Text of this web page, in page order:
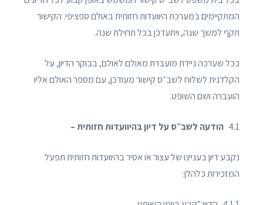
המתקיימים במערכת היוועדות חזותית באולם ספציפי. הקישור
תקף למשך שנה, ויתעדכן בכל תחילת שנה.
ככל שערכה ניידת מועברת מאולם לאולם, בבוקר הדיון, על
הקלדנית לשלוח לשב״ס קישור מעודכן, עם מספר האולם אליו
הועברה ושם השופט.
4.1 הודעה לשב״ס על דיון בהיוועדות חזותית –
נקבע דיון בעניינו של עצור או אסיר בהיוועדות חזותית תפעל
המזכירות כלהלן: